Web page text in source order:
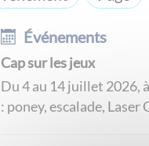
Événements
Cap sur les jeux
Du 4 au 14 juillet 2026,
: poney, escalade,